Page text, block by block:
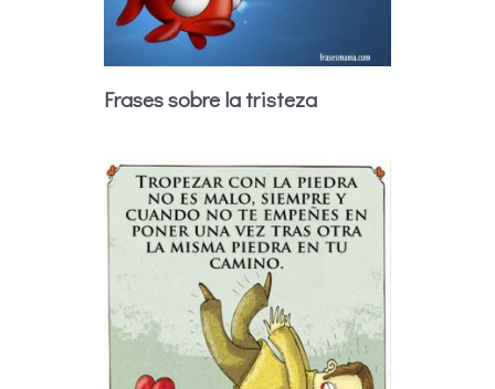
Frases sobre la tristeza